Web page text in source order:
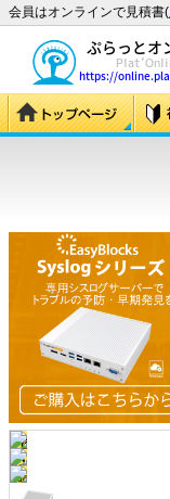
会員はオンラインで見積書(